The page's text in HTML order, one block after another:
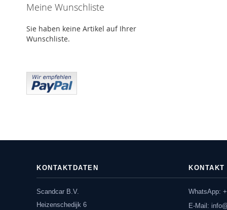
Meine Wunschliste
Sie haben keine Artikel auf Ihrer
Wunschliste.
KONTAKTDATEN
Scandcar B.V.
Heizenschedijk 6
KONTAKT
WhatsApp:
E-Mail: